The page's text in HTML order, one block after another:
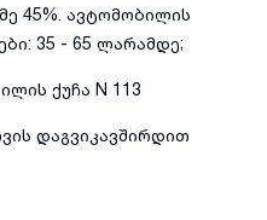
45%. ავტომობილის
35 - 65 ლარამდე;
ქუჩა N 113
დაგვიკავშირდით